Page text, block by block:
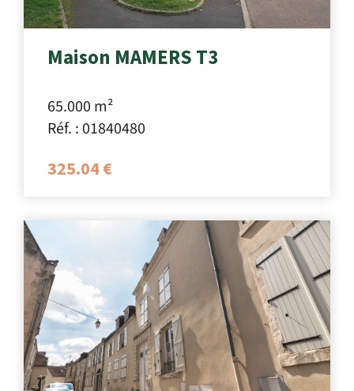
Maison MAMERS T3
65.000 m²
Réf. : 01840480
325.04 €